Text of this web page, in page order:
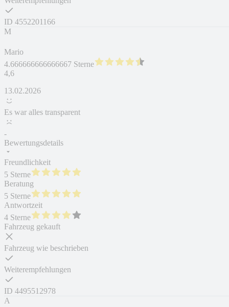
ID 4552201166
M
Mario
4.666666666666667 Sterne
4,6
13.02.2026
Es war alles transparent
-
Bewertungsdetails
Freundlichkeit
5 Sterne
Beratung
5 Sterne
Antwortzeit
4 Sterne
Fahrzeug gekauft
Fahrzeug wie beschrieben
Weiterempfehlungen
ID 4495512978
A